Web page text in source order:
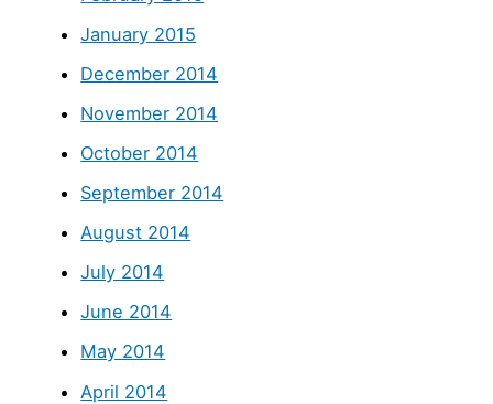
January 2015
December 2014
November 2014
October 2014
September 2014
August 2014
July 2014
June 2014
May 2014
April 2014